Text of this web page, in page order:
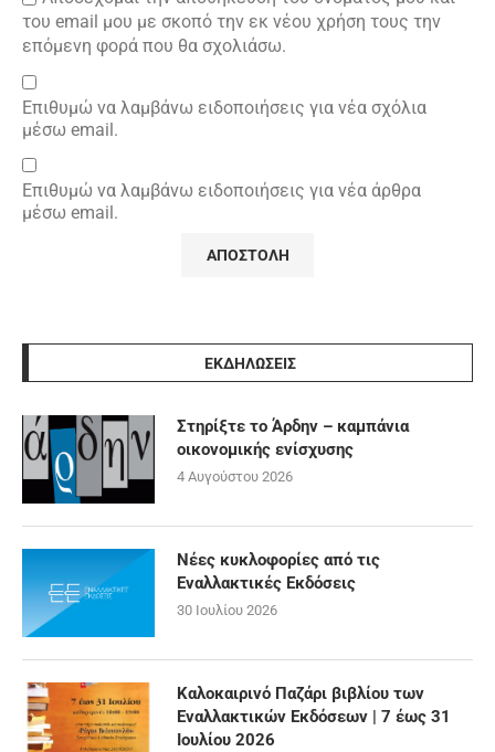
του email μου με σκοπό την εκ νέου χρήση τους την
επόμενη φορά που θα σχολιάσω.
Επιθυμώ να λαμβάνω ειδοποιήσεις για νέα σχόλια
μέσω email.
Επιθυμώ να λαμβάνω ειδοποιήσεις για νέα άρθρα
μέσω email.
ΕΚΔΗΛΩΣΕΙΣ
Στηρίξτε το Άρδην – καμπάνια
οικονομικής ενίσχυσης
4 Αυγούστου 2026
Νέες κυκλοφορίες από τις
Εναλλακτικές Εκδόσεις
30 Ιουλίου 2026
Καλοκαιρινό Παζάρι βιβλίου των
Εναλλακτικών Εκδόσεων | 7 έως 31
Ιουλίου 2026